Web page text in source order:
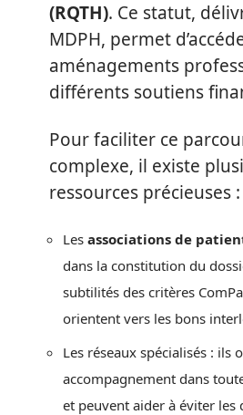
(RQTH). Ce statut,
MDPH, permet
aménagements
différents soutiens
Pour faciliter ce
complexe, il existe
ressources précieuses :
Les associations de
dans la constitution du
subtilités des critères
orientent vers les bons
Les réseaux spécialisés : ils
accompagnement dans
et peuvent aider à éviter les